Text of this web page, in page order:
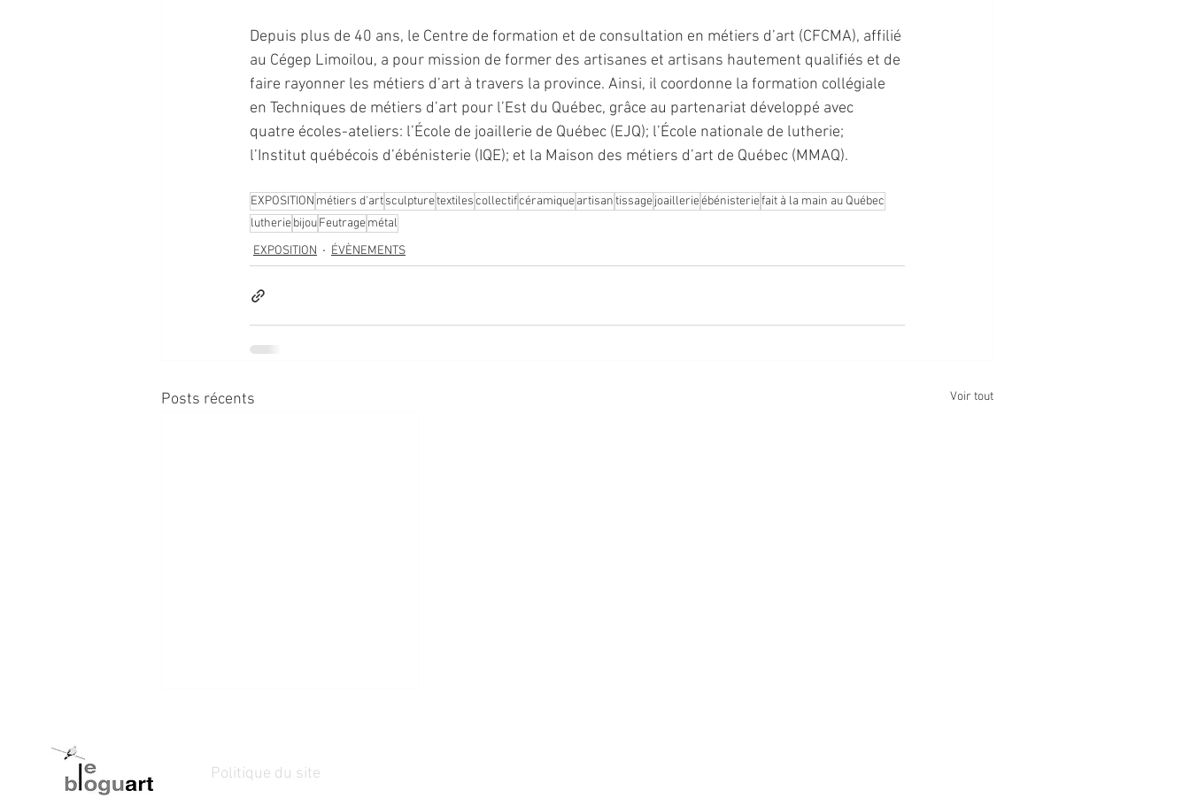
Depuis plus de 40 ans, le Centre de formation et de consultation en métiers d’art (CFCMA), affilié
au Cégep Limoilou, a pour mission de former des artisanes et artisans hautement qualifiés et de
faire rayonner les métiers d’art à travers la province. Ainsi, il coordonne la formation collégiale
en Techniques de métiers d’art pour l’Est du Québec, grâce au partenariat développé avec
quatre écoles-ateliers: l’École de joaillerie de Québec (EJQ); l’École nationale de lutherie;
l’Institut québécois d’ébénisterie (IQE); et la Maison des métiers d’art de Québec (MMAQ).
EXPOSITION métiers d'artsculpturetextilescollectifcéramiqueartisantissagejoaillerieébénisteriefait à la main au Québec
lutheriebijouFeutragemétal
EXPOSITION
ÉVÈNEMENTS
Posts récents Voir tout
Politique du site